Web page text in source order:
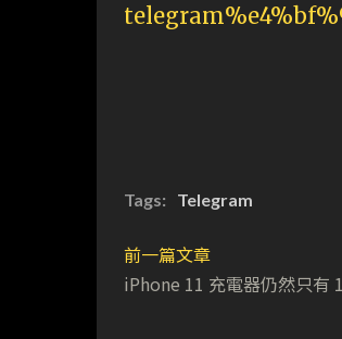
Tags: Telegram
前一篇文章
iPhone 11 充電器仍然只有